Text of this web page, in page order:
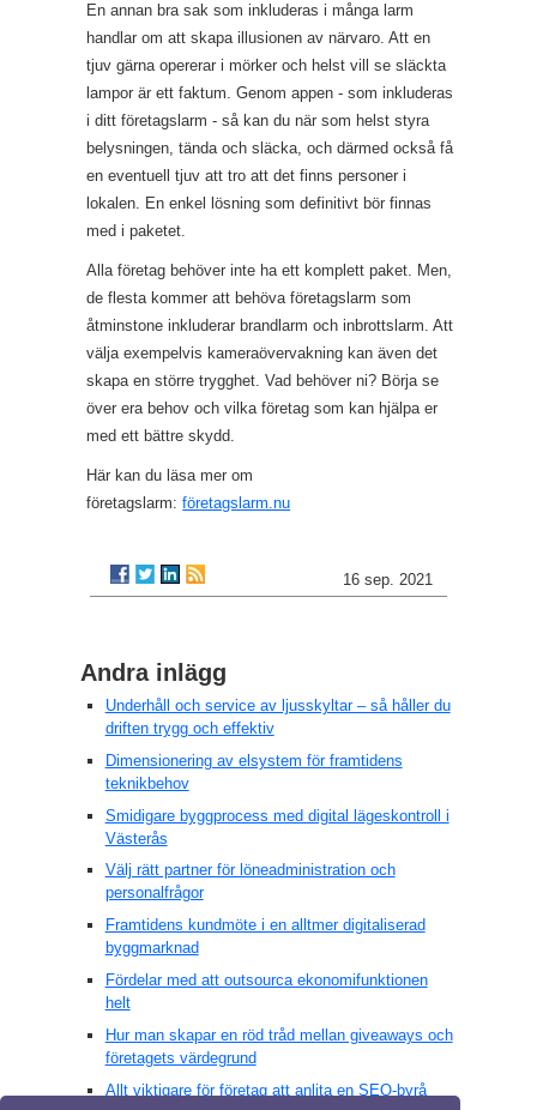
En annan bra sak som inkluderas i många larm
handlar om att skapa illusionen av närvaro. Att en
tjuv gärna opererar i mörker och helst vill se släckta
lampor är ett faktum. Genom appen - som inkluderas
i ditt företagslarm - så kan du när som helst styra
belysningen, tända och släcka, och därmed också få
en eventuell tjuv att tro att det finns personer i
lokalen. En enkel lösning som definitivt bör finnas
med i paketet.
Alla företag behöver inte ha ett komplett paket. Men,
de flesta kommer att behöva företagslarm som
åtminstone inkluderar brandlarm och inbrottslarm. Att
välja exempelvis kameraövervakning kan även det
skapa en större trygghet. Vad behöver ni? Börja se
över era behov och vilka företag som kan hjälpa er
med ett bättre skydd.
Här kan du läsa mer om
företagslarm:företagslarm.nu
16 sep. 2021
Andra inlägg
Underhåll och service av ljusskyltar – så håller du
driften trygg och effektiv
Dimensionering av elsystem för framtidens
teknikbehov
Smidigare byggprocess med digital lägeskontroll i
Västerås
Välj rätt partner för löneadministration och
personalfrågor
Framtidens kundmöte i en alltmer digitaliserad
byggmarknad
Fördelar med att outsourca ekonomifunktionen
helt
Hur man skapar en röd tråd mellan giveaways och
företagets värdegrund
Allt viktigare för företag att anlita en SEO-byrå